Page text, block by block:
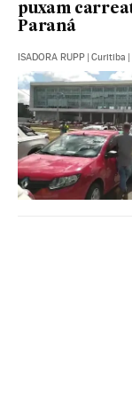
puxam
Paraná
ISADORA RUPP | Curitiba |